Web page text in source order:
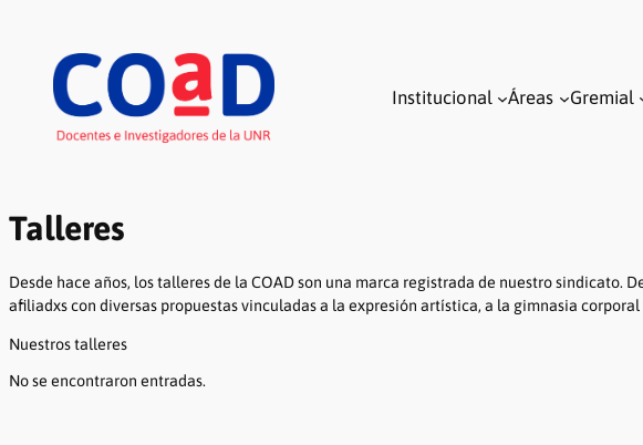
contenido
Institucional Áreas Gremial
Talleres
Desde hace años, los talleres de la COAD son una marca registrada de nuestro sindicato.
afiliadxs con diversas propuestas vinculadas a la expresión artística, a la gimnasia corporal
Nuestros talleres
No se encontraron entradas.